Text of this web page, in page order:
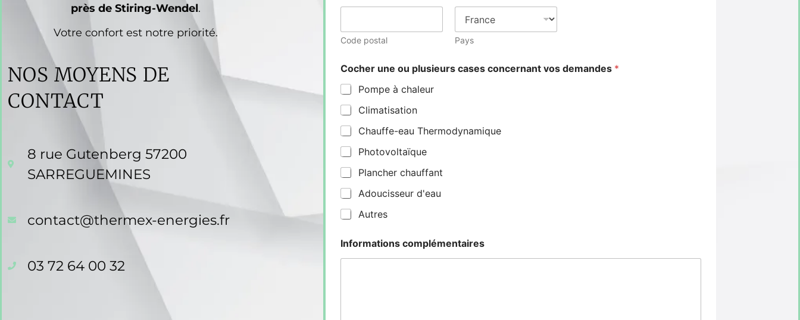
près de Stiring-Wendel.
Votre confort est notre priorité.
NOS MOYENS DE
CONTACT
8 rue Gutenberg 57200
SARREGUEMINES
contact@thermex-energies.fr
03 72 64 00 32
Code postal Pays
Cocher une ou plusieurs cases concernant vos demandes *
Pompe à chaleur
Climatisation
Chauffe-eau Thermodynamique
Photovoltaïque
Plancher chauffant
Adoucisseur d'eau
Autres
Informations complémentaires